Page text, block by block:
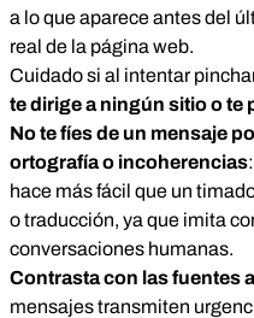
a lo que aparece antes del
real de la página web.
Cuidado si al intentar
te dirige a ningún sitio o te
No te fíes de un mensaje
ortografía o incoherencias
hace más fácil que un
o traducción, ya que imita
conversaciones humanas.
Contrasta con las fuentes
mensajes transmiten